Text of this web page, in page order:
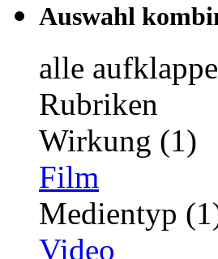
Auswahl
alle
Rubriken
Wirkung (1)
Film
Medientyp
Video